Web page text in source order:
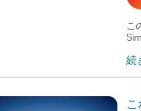
こ
続